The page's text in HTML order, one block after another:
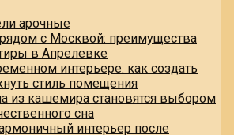
арочные
с Москвой: преимущества
в Апрелевке
интерьере: как создать
стиль помещения
из кашемира становятся выбором
сна
интерьер после